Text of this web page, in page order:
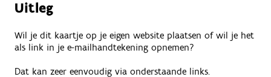
Uitleg
Wil je dit kaartje op je eigen website plaatsen of wil je het
als link in je e-mailhandtekening opnemen?
Dat kan zeer eenvoudig via onderstaande links.